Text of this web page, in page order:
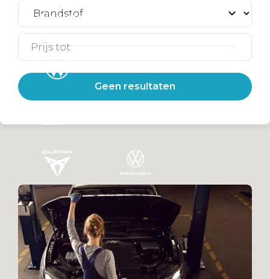
Werkplaatsafspraak
Geen resultaten